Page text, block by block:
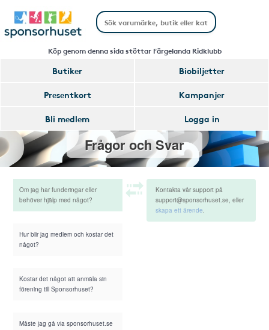
Köp genom denna sida stöttar Färgelanda Ridklubb
Butiker
Biobiljetter
Presentkort
Kampanjer
Bli medlem
Logga in
Frågor och Svar
Om jag har funderingar eller
behöver hjälp med något?
Hur blir jag medlem och kostar det
något?
Kostar det något att anmäla sin
förening till Sponsorhuset?
Måste jag gå via sponsorhuset.se
Kontakta vår support på
support@sponsorhuset.se, eller
skapa ett ärende.